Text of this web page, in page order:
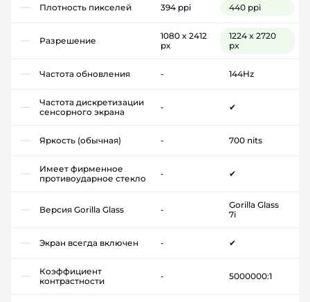
Плотность пикселей 394 ppi 440 ppi
Разрешение
1080 x 2412
px
1224 x 2720
px
Частота обновления - 144Hz
Частота дискретизации
сенсорного экрана
- ✔
Яркость (обычная) - 700 nits
Имеет фирменное
противоударное стекло
- ✔
Версия Gorilla Glass -
Gorilla Glass
7i
Экран всегда включен - ✔
Коэффициент
контрастности
- 5000000:1